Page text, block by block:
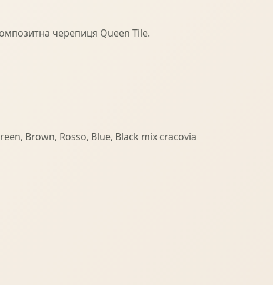
черепиця Queen Tile.
Brown, Rosso, Blue, Black mix cracovia